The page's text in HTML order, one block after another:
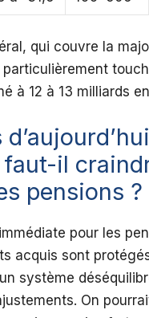
qui couvre la
à 12 à 13 milliards
il
pensions ?
pour les
acquis sont
système
On